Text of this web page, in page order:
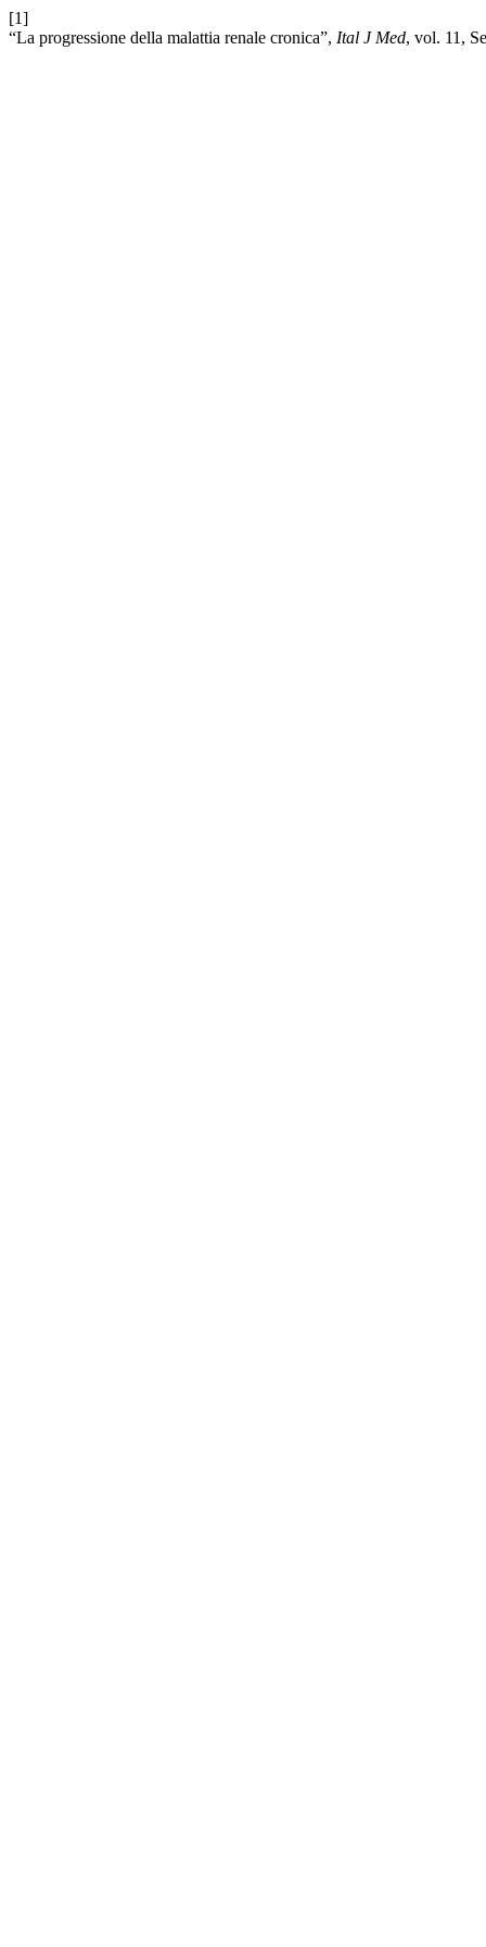
[1]
“La progressione della malattia renale cronica”, Ital J Med, vol. 11,